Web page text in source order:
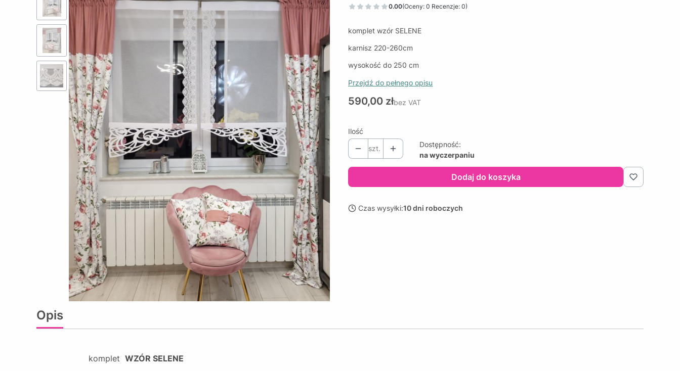
0.00(Oceny: 0 Recenzje: 0)
komplet wzór SELENE
karnisz 220-260cm
wysokość do 250 cm
Przejdź do pełnego opisu
Cena
590,00 złbez VAT
Ilość
szt.
Dostępność:
na wyczerpaniu
Dodaj do koszyka
Czas wysyłki:10 dni roboczych
Opis
komplet WZÓR SELENE